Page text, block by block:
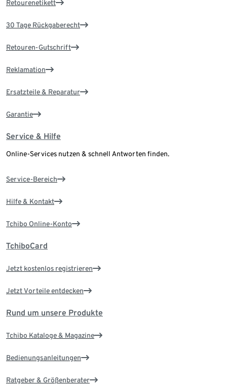
Retourenetikett
30 Tage Rückgaberecht
Retouren-Gutschrift
Reklamation
Ersatzteile & Reparatur
Garantie
Service & Hilfe
Online-Services nutzen & schnell Antworten finden.
Service-Bereich
Hilfe & Kontakt
Tchibo Online-Konto
TchiboCard
Jetzt kostenlos registrieren
Jetzt Vorteile entdecken
Rund um unsere Produkte
Tchibo Kataloge & Magazine
Bedienungsanleitungen
Ratgeber & Größenberater